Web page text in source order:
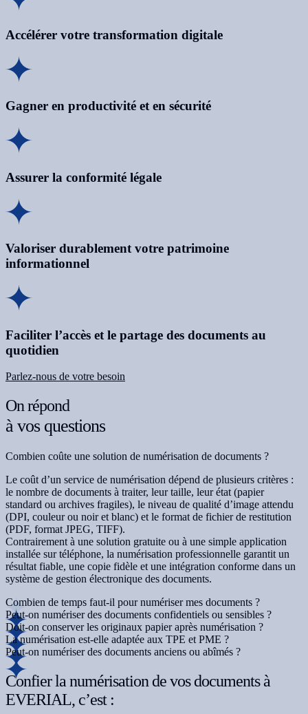
Accélérer votre transformation digitale
Gagner en productivité et en sécurité
Assurer la conformité légale
Valoriser durablement votre patrimoine
informationnel
Faciliter l’accès et le partage des documents au
quotidien
Parlez-nous de votre besoin
On répond
à vos questions
Combien coûte une solution de numérisation de documents ?
Le coût d’un service de numérisation dépend de plusieurs critères :
le nombre de documents à traiter, leur taille, leur état (papier
standard ou archives fragiles), le niveau de qualité d’image attendu
(DPI, couleur ou noir et blanc) et le format de fichier de restitution
(PDF, format JPEG, TIFF).
Contrairement à une solution gratuite ou à une simple application
installée sur téléphone, la numérisation professionnelle garantit un
résultat fiable, une copie fidèle et une intégration conforme dans un
système de gestion électronique des documents.
Combien de temps faut-il pour numériser mes documents ?
Peut-on numériser des documents confidentiels ou sensibles ?
Doit-on conserver les originaux papier après numérisation ?
La numérisation est-elle adaptée aux TPE et PME ?
Peut-on numériser des documents anciens ou abîmés ?
Confier la numérisation de vos documents à
EVERIAL, c’est :